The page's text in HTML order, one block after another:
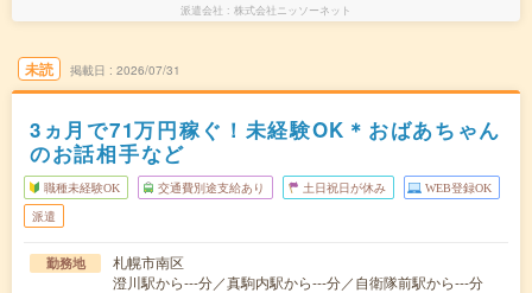
派遣会社 株式会社ニッソーネット
未読 掲載日 2026/07/31
3ヵ月で71万円稼ぐ！未経験OK＊おばあちゃん
のお話相手など
職種未経験OK 交通費別途支給あり 土日祝日が休み WEB登録OK
派遣
勤務地
札幌市南区
澄川駅から---分／真駒内駅から---分／自衛隊前駅から---分